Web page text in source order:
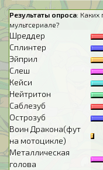
Результаты опроса: Каких
мультсериале?
Шреддер
Сплинтер
Эйприл
Слеш
Кейси
Нейтритон
Саблезуб
Острозуб
Воин Дракона(фут
на мотоцикле)
Металлическая
голова